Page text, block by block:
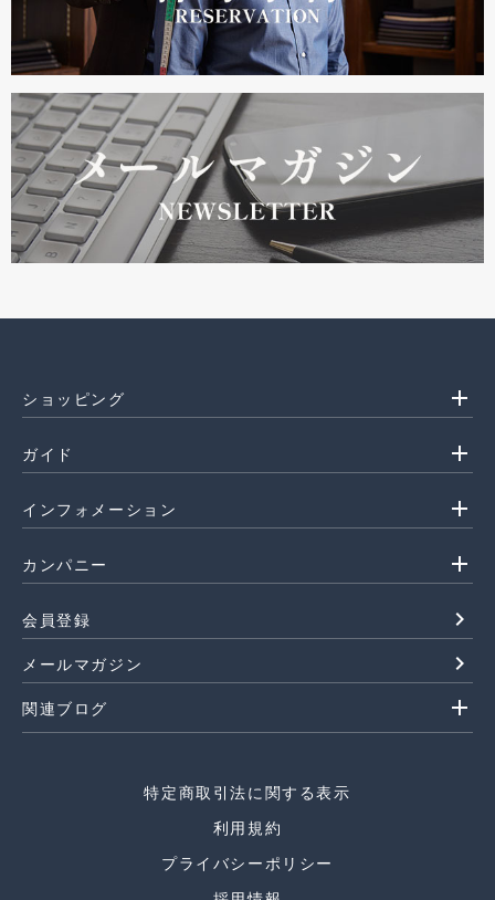
ショッピング add
ガイド add
インフォメーション add
カンパニー add
会員登録 navigate_next
メールマガジン navigate_next
関連ブログ add
特定商取引法に関する表示
利用規約
プライバシーポリシー